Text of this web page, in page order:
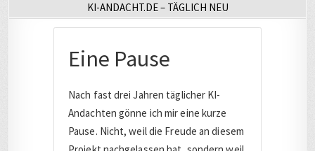
KI-ANDACHT.DE – TÄGLICH NEU